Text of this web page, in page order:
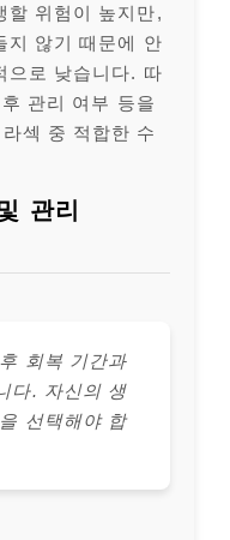
할 위험이 높지만,
지 않기 때문에 안
으로 낮습니다. 따
관리 여부 등을
섹 중 적합한 수
관리
회복 기간과
다. 자신의 생
선택해야 합